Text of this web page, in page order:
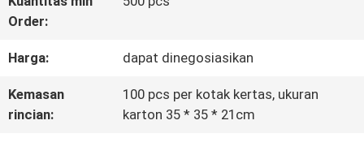
PABRIK
KONTROL
KUALITAS
Order:
Harga: dapat dinegosiasikan
Kemasan
rincian:
100 pcs per kotak kertas, ukuran
karton 35 * 35 * 21cm